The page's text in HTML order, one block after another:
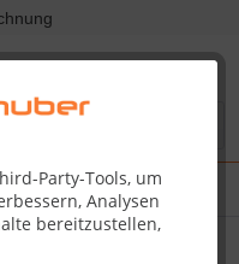
Party-Tools, um
Analysen
bereitzustellen,
L